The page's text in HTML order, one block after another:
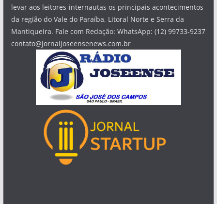
O Portal de Notícias Jornal Joseense News - Nossa missão:
levar aos leitores-internautas os principais acontecimentos
da região do Vale do Paraíba, Litoral Norte e Serra da
Mantiqueira. Fale com Redação: WhatsApp: (12) 99733-9237
contato@jornaljoseensenews.com.br